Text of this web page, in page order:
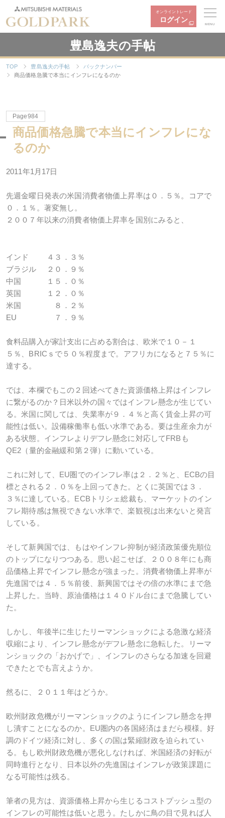
オンライントレード
ログイン
MENU
豊島逸夫の手帖
TOP 豊島逸夫の手帖
バックナンバー
商品価格急騰で本当にインフレになるのか
Page984
商品価格急騰で本当にインフレにな
るのか
2011年1月17日
先週金曜日発表の米国消費者物価上昇率は０．５％。コアで
０．１％。著変無し。
２００７年以来の消費者物価上昇率を国別にみると、
インド
４３．３％
ブラジル
２０．９％
中国
１５．０％
英国
１２．０％
米国
８．２％
EU
７．９％
食料品購入が家計支出に占める割合は、欧米で１０－１
５％、BRICｓで５０％程度まで。アフリカになると７５％に
達する。
では、本欄でもこの２回述べてきた資源価格上昇はインフレ
に繋がるのか？日米以外の国々ではインフレ懸念が生じてい
る。米国に関しては、失業率が９．４％と高く賃金上昇の可
能性は低い。設備稼働率も低い水準である。要は生産余力が
ある状態。インフレよりデフレ懸念に対応してFRBも
QE2（量的金融緩和第２弾）に動いている。
これに対して、EU圏でのインフレ率は２．２％と、ECBの目
標とされる２．０％を上回ってきた。とくに英国では３．
３％に達している。ECBトリシェ総裁も、マーケットのイン
フレ期待感は無視できない水準で、楽観視は出来ないと発言
している。
そして新興国では、もはやインフレ抑制が経済政策優先順位
のトップになりつつある。思い起こせば、２００８年にも商
品価格上昇でインフレ懸念が強まった。消費者物価上昇率が
先進国では４．５％前後、新興国ではその倍の水準にまで急
上昇した。当時、原油価格は１４０ドル台にまで急騰してい
た。
しかし、年後半に生じたリーマンショックによる急激な経済
収縮により、インフレ懸念がデフレ懸念に急転した。リーマ
ンショックの「おかげで」、インフレのさらなる加速を回避
できたとでも言えようか。
然るに、２０１１年はどうか。
欧州財政危機がリーマンショックのようにインフレ懸念を押
し潰すことになるのか。EU圏内の各国経済はまだら模様。好
調のドイツ経済に対し、多くの国は緊縮財政を迫られてい
る。もし欧州財政危機が悪化しなければ、米国経済の好転が
同時進行となり、日本以外の先進国はインフレが政策課題に
なる可能性は残る。
筆者の見方は、資源価格上昇から生じるコストプッシュ型の
インフレの可能性は低いと思う。たしかに鳥の目で見れば人